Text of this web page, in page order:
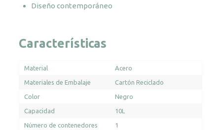
L
cantidad
Diseño contemporáneo
Características
Material Acero
Materiales de Embalaje Cartón Reciclado
Color Negro
Capacidad 10L
Número de contenedores 1